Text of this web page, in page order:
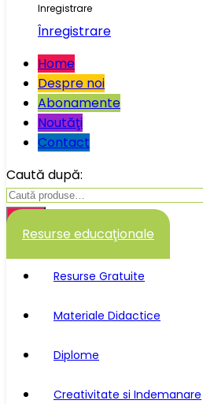
Inregistrare
Înregistrare
Home
Despre noi
Abonamente
Noutăţi
Contact
Caută după:
Caută
Resurse educaţionale
Resurse Gratuite
Materiale Didactice
Diplome
Creativitate si Indemanare